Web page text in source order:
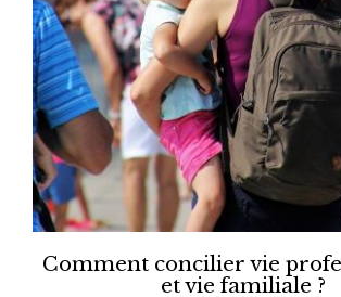
Comment concilier vie
et vie familiale ?